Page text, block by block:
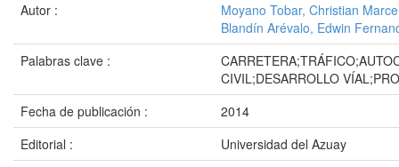
Autor :
Moyano Tobar, Christian
Blandín Arévalo, Edwin
Palabras clave :
CIVIL;DESARROLLO
Fecha de publicación :
2014
Editorial :
Universidad del Azuay